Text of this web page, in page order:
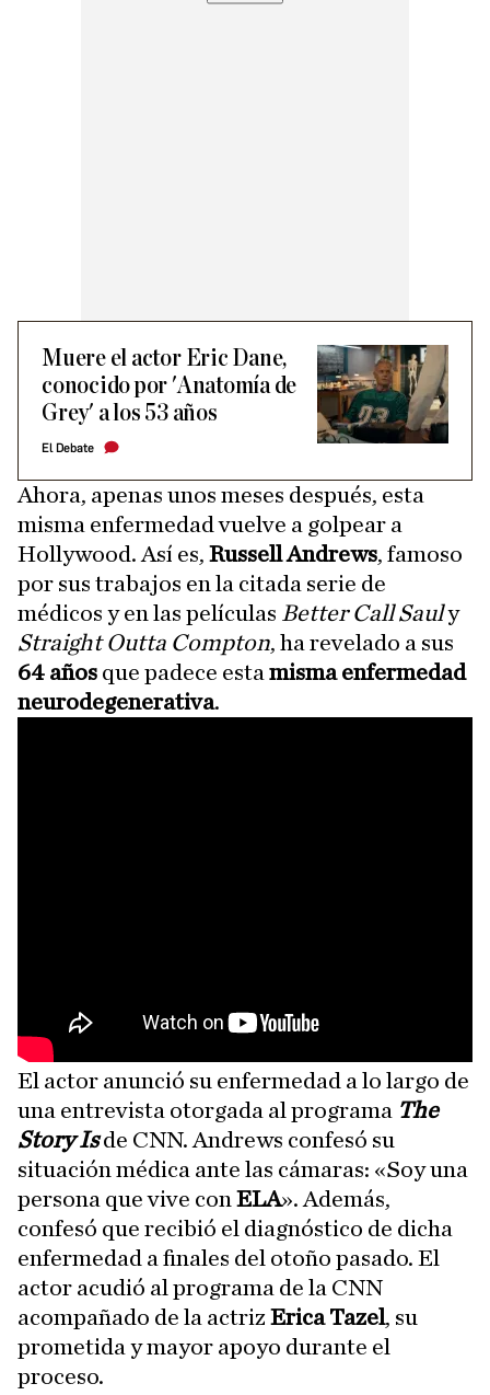
Muere el actor Eric Dane,
conocido por 'Anatomía de
Grey' a los 53 años
El Debate
Ahora, apenas unos meses después, esta
misma enfermedad vuelve a golpear a
Hollywood. Así es, Russell Andrews, famoso
por sus trabajos en la citada serie de
médicos y en las películas Better Call Sauly
Straight Outta Compton, ha revelado a sus
64 años que padece esta misma enfermedad
neurodegenerativa.
El actor anunció su enfermedad a lo largo de
una entrevista otorgada al programa The
Story Isde CNN. Andrews confesó su
situación médica ante las cámaras: «Soy una
persona que vive con ELA». Además,
confesó que recibió el diagnóstico de dicha
enfermedad a finales del otoño pasado. El
actor acudió al programa de la CNN
acompañado de la actrizErica Tazel, su
prometida y mayor apoyo durante el
proceso.